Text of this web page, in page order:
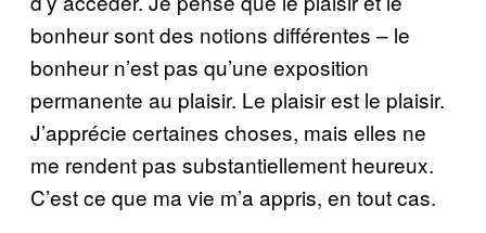
bonheur sont des notions différentes – le
bonheur n’est pas qu’une exposition
permanente au plaisir. Le plaisir est le plaisir.
J’apprécie certaines choses, mais elles ne
me rendent pas substantiellement heureux.
C’est ce que ma vie m’a appris, en tout cas.